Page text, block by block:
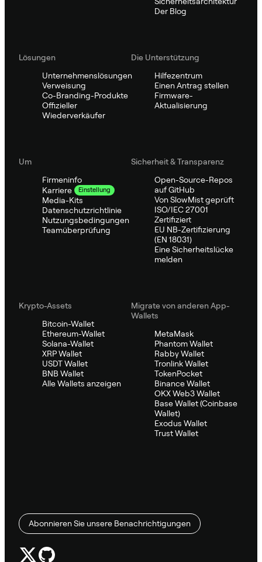
Der Blog
Lösungen
Unternehmenslösungen
Verweisung
Co-Branding-Produkte
Offizieller
Wiederverkäufer
Die Unterstützung
Hilfezentrum
Einen Antrag stellen
Firmware-
Aktualisierung
Um
Firmeninfo
Karriere
Einstellung
Media-Kits
Datenschutzrichtlinie
Nutzungsbedingungen
Teamüberprüfung
Sicherheit & Transparenz
Open-Source-Repos
auf GitHub
Von SlowMist geprüft
ISO/IEC 27001
Zertifiziert
EU NB-Zertifizierung
(EN 18031)
Eine Sicherheitslücke
melden
Krypto-Assets
Bitcoin-Wallet
Ethereum-Wallet
Solana-Wallet
XRP Wallet
USDT Wallet
BNB Wallet
Alle Wallets anzeigen
Migrate von anderen App-
Wallets
MetaMask
Phantom Wallet
Rabby Wallet
Tronlink Wallet
TokenPocket
Binance Wallet
OKX Web3 Wallet
Base Wallet (Coinbase
Wallet)
Exodus Wallet
Trust Wallet
Abonnieren Sie unsere Benachrichtigungen